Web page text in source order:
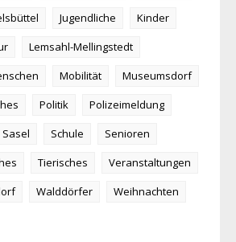
Jugendliche
Kinder
Lemsahl-Mellingstedt
Mobilität
Museumsdorf
Politik
Polizeimeldung
Sasel Schule
Senioren
Tierisches
Veranstaltungen
Walddörfer
Weihnachten